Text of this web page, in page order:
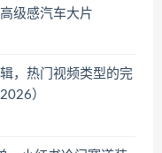
级感汽车大片
，热门视频类型的完
）